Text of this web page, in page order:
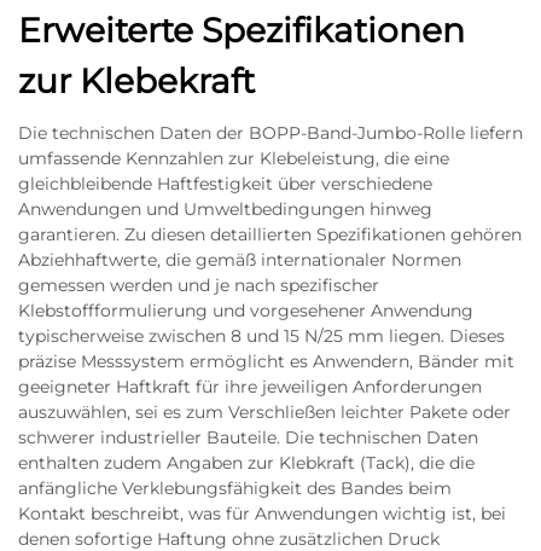
Erweiterte Spezifikationen
zur Klebekraft
Die technischen Daten der BOPP-Band-Jumbo-Rolle liefern
umfassende Kennzahlen zur Klebeleistung, die eine
gleichbleibende Haftfestigkeit über verschiedene
Anwendungen und Umweltbedingungen hinweg
garantieren. Zu diesen detaillierten Spezifikationen gehören
Abziehhaftwerte, die gemäß internationaler Normen
gemessen werden und je nach spezifischer
Klebstoffformulierung und vorgesehener Anwendung
typischerweise zwischen 8 und 15 N/25 mm liegen. Dieses
präzise Messsystem ermöglicht es Anwendern, Bänder mit
geeigneter Haftkraft für ihre jeweiligen Anforderungen
auszuwählen, sei es zum Verschließen leichter Pakete oder
schwerer industrieller Bauteile. Die technischen Daten
enthalten zudem Angaben zur Klebkraft (Tack), die die
anfängliche Verklebungsfähigkeit des Bandes beim
Kontakt beschreibt, was für Anwendungen wichtig ist, bei
denen sofortige Haftung ohne zusätzlichen Druck